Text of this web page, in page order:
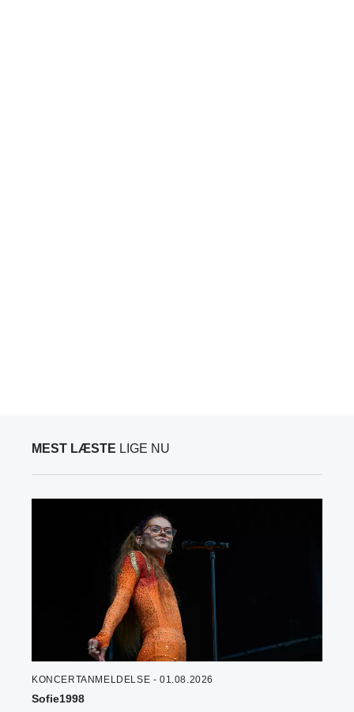
MEST LÆSTE LIGE NU
KONCERTANMELDELSE - 01.08.2026
Sofie1998